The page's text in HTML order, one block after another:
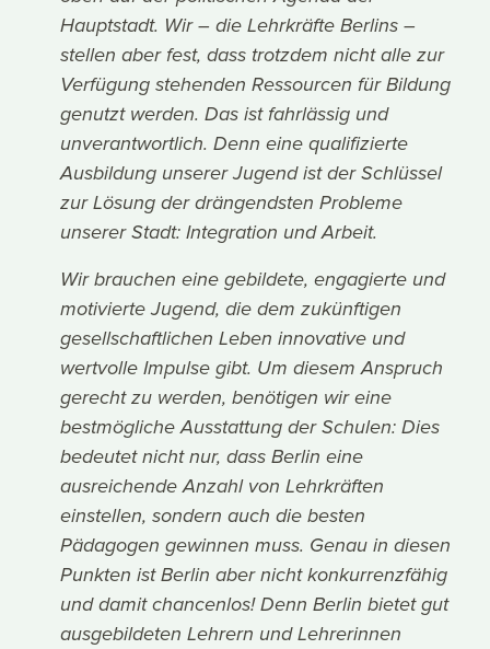
Hauptstadt. Wir – die Lehrkräfte Berlins –
stellen aber fest, dass trotzdem nicht alle zur
Verfügung stehenden Ressourcen für Bildung
genutzt werden. Das ist fahrlässig und
unverantwortlich. Denn eine qualifizierte
Ausbildung unserer Jugend ist der Schlüssel
zur Lösung der drängendsten Probleme
unserer Stadt: Integration und Arbeit.
Wir brauchen eine gebildete, engagierte und
motivierte Jugend, die dem zukünftigen
gesellschaftlichen Leben innovative und
wertvolle Impulse gibt. Um diesem Anspruch
gerecht zu werden, benötigen wir eine
bestmögliche Ausstattung der Schulen: Dies
bedeutet nicht nur, dass Berlin eine
ausreichende Anzahl von Lehrkräften
einstellen, sondern auch die besten
Pädagogen gewinnen muss. Genau in diesen
Punkten ist Berlin aber nicht konkurrenzfähig
und damit chancenlos! Denn Berlin bietet gut
ausgebildeten Lehrern und Lehrerinnen